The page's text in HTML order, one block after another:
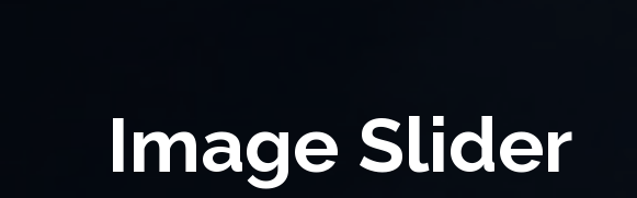
Image Slider